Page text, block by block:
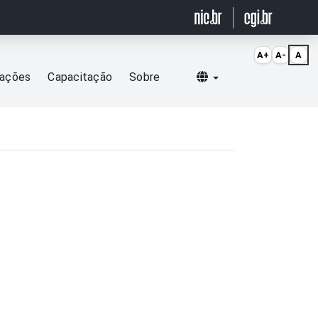
Capacitação Sobre Selecionar idioma
A+ A- A